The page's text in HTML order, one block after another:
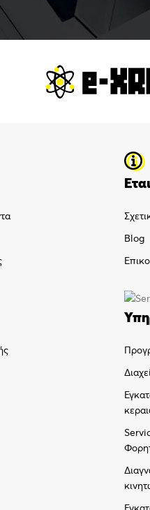
Blog